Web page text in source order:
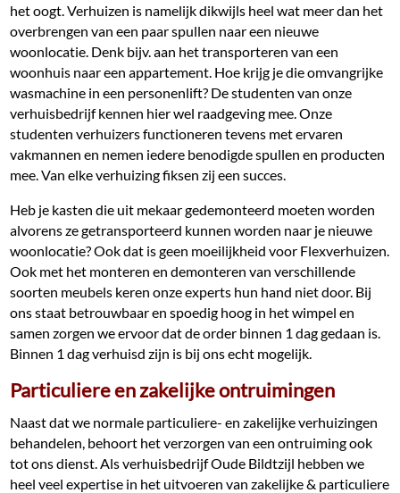
het oogt. Verhuizen is namelijk dikwijls heel wat meer dan het
overbrengen van een paar spullen naar een nieuwe
woonlocatie. Denk bijv. aan het transporteren van een
woonhuis naar een appartement. Hoe krijg je die omvangrijke
wasmachine in een personenlift? De studenten van onze
verhuisbedrijf kennen hier wel raadgeving mee. Onze
studenten verhuizers functioneren tevens met ervaren
vakmannen en nemen iedere benodigde spullen en producten
mee. Van elke verhuizing fiksen zij een succes.
Heb je kasten die uit mekaar gedemonteerd moeten worden
alvorens ze getransporteerd kunnen worden naar je nieuwe
woonlocatie? Ook dat is geen moeilijkheid voor Flexverhuizen.
Ook met het monteren en demonteren van verschillende
soorten meubels keren onze experts hun hand niet door. Bij
ons staat betrouwbaar en spoedig hoog in het wimpel en
samen zorgen we ervoor dat de order binnen 1 dag gedaan is.
Binnen 1 dag verhuisd zijn is bij ons echt mogelijk.
Particuliere en zakelijke ontruimingen
Naast dat we normale particuliere- en zakelijke verhuizingen
behandelen, behoort het verzorgen van een ontruiming ook
tot ons dienst. Als verhuisbedrijf Oude Bildtzijl hebben we
heel veel expertise in het uitvoeren van zakelijke & particuliere